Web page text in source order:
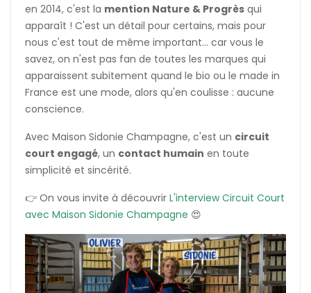
en 2014, c'est la mention Nature & Progrès qui
apparaît ! C'est un détail pour certains, mais pour
nous c'est tout de même important... car vous le
savez, on n'est pas fan de toutes les marques qui
apparaissent subitement quand le bio ou le made in
France est une mode, alors qu'en coulisse : aucune
conscience.
Avec Maison Sidonie Champagne, c'est un circuit
court engagé, un contact humain en toute
simplicité et sincérité.
👉 On vous invite à découvrir L'interview Circuit Court
avec Maison Sidonie Champagne 😍